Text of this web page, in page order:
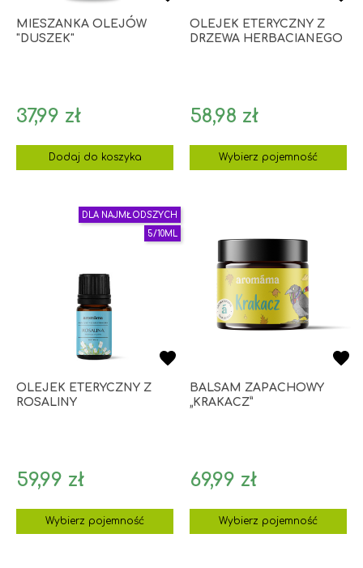
MIESZANKA OLEJÓW
"DUSZEK"
Cena
37,99 zł
Dodaj do koszyka
OLEJEK ETERYCZNY Z
DRZEWA HERBACIANEGO
Cena
58,98 zł
Wybierz pojemność
DLA NAJMŁODSZYCH
5/10ML
OLEJEK ETERYCZNY Z
ROSALINY
Cena
59,99 zł
Wybierz pojemność
BALSAM ZAPACHOWY
„KRAKACZ”
Cena
69,99 zł
Wybierz pojemność